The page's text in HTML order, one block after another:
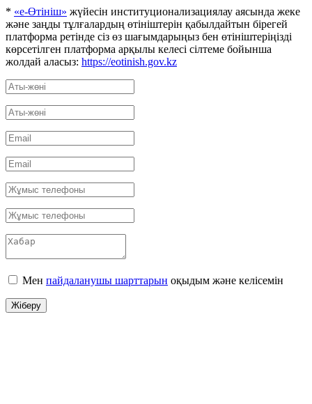
* «е-Өтініш» жүйесін институционализациялау аясында жеке
және заңды тұлғалардың өтініштерін қабылдайтын бірегей
платформа ретінде сіз өз шағымдарыңыз бен өтініштеріңізді
көрсетілген платформа арқылы келесі сілтеме бойынша
жолдай аласыз: https://eotinish.gov.kz
Мен пайдаланушы шарттарын оқыдым және келісемін
Жіберу